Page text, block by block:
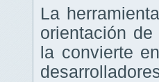
La
orientación
la convierte